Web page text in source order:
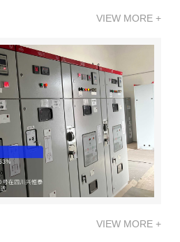
VIEW MORE +
VIEW MORE +